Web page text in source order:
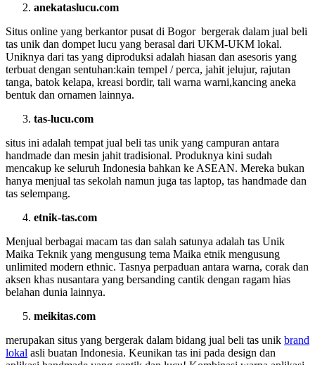
anekataslucu.com
Situs online yang berkantor pusat di Bogor bergerak dalam jual beli
tas unik dan dompet lucu yang berasal dari UKM-UKM lokal.
Uniknya dari tas yang diproduksi adalah hiasan dan asesoris yang
terbuat dengan sentuhan:kain tempel / perca, jahit jelujur, rajutan
tanga, batok kelapa, kreasi bordir, tali warna warni,kancing aneka
bentuk dan ornamen lainnya.
tas-lucu.com
situs ini adalah tempat jual beli tas unik yang campuran antara
handmade dan mesin jahit tradisional. Produknya kini sudah
mencakup ke seluruh Indonesia bahkan ke ASEAN. Mereka bukan
hanya menjual tas sekolah namun juga tas laptop, tas handmade dan
tas selempang.
etnik-tas.com
Menjual berbagai macam tas dan salah satunya adalah tas Unik
Maika Teknik yang mengusung tema Maika etnik mengusung
unlimited modern ethnic. Tasnya perpaduan antara warna, corak dan
aksen khas nusantara yang bersanding cantik dengan ragam hias
belahan dunia lainnya.
meikitas.com
merupakan situs yang bergerak dalam bidang jual beli tas unik brand
lokal asli buatan Indonesia. Keunikan tas ini pada design dan